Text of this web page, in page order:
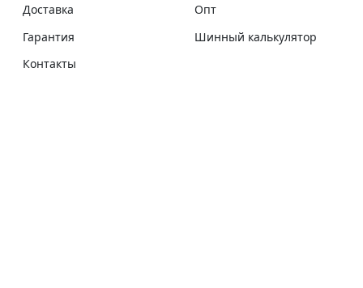
Доставка
Опт
Гарантия
Шинный калькулятор
Контакты